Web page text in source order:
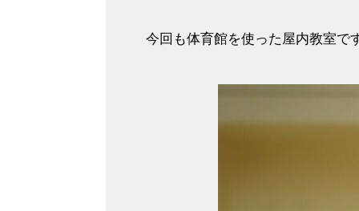
今回も体育館を使った屋内教室で